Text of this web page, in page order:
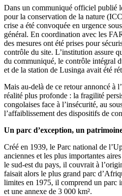
Dans un communiqué officiel publié
pour la conservation de la nature
crise a été convoquée en urgence
général. En coordination avec les
des mesures ont été prises pour
contrôle du site. L’institution assure
du communiqué, le contrôle intégral
et de la station de Lusinga avait été
Mais au-delà de ce retour annoncé à
réalité plus profonde : la fragilité
congolaises face à l’insécurité, au
l’affaiblissement des dispositifs de
Un parc d’exception, un
Créé en 1939, le Parc national de
anciennes et les plus importantes
le sud-est du pays, il couvrait à
faisait alors le plus grand parc
limites en 1975, il comprend un parc
et une annexe de 3 000 km².